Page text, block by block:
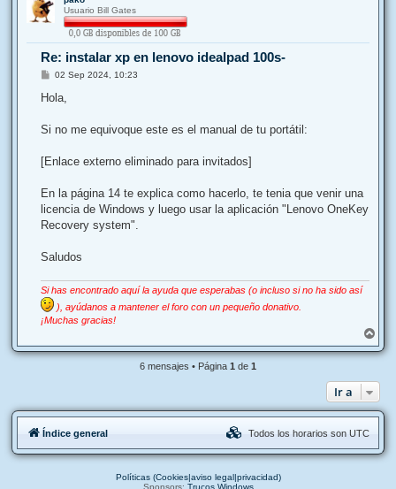
Usuario Bill Gates
Re: instalar xp en lenovo idealpad 100s-
M
n
02 Sep 2024, 10:23
Hola,
Si no me equivoque este es el manual de tu portátil:
[Enlace externo eliminado para invitados]
En la página 14 te explica como hacerlo, te tenia que venir una
licencia de Windows y luego usar la aplicación "Lenovo OneKey
Recovery system".
Saludos
Si has encontrado aquí la ayuda que esperabas (o incluso si no ha sido así
), ayúdanos a mantener el foro con un pequeño donativo.
¡Muchas gracias!
r
r
b
6 mensajes • Página 1 de 1
Ir a
Índice general Todos los horarios son UTC
Políticas (Cookies|aviso legal|privacidad)
Sponsors: Trucos Windows